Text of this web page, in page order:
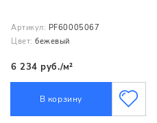
Артикул: PF60005067
Цвет: бежевый
6 234 руб./м²
В корзину